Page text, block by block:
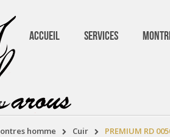
ACCUEIL SERVICES
montres homme cuir PREMIUM RD